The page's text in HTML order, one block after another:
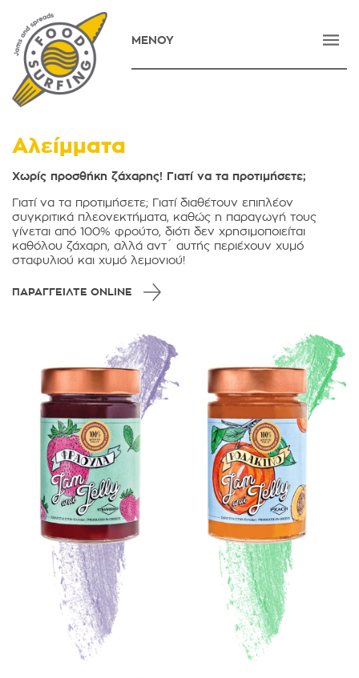
ΜΕΝΟΥ
ΑΡΧΙΚΗ
ΕΠΙΚΟΙΝΩΝΙΑ
E-SHOP
ENGLISH
Αλείμματα
Χωρίς προσθήκη ζάχαρης! Γιατί να τα προτιμήσετε;
Γιατί να τα προτιμήσετε; Γιατί διαθέτουν επιπλέον
συγκριτικά πλεονεκτήματα, καθώς η παραγωγή τους
γίνεται από 100% φρούτο, διότι δεν χρησιμοποιείται
καθόλου ζάχαρη, αλλά αντ´ αυτής περιέχουν χυμό
σταφυλιού και χυμό λεμονιού!
ΠΑΡΑΓΓΕΙΛΤΕ ONLINE